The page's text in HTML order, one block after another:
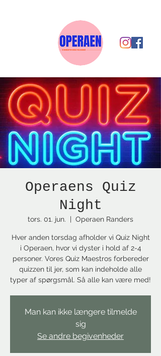
Operaens Quiz
Night
tors. 01. jun.
  |
Operaen Randers
Hver anden torsdag afholder vi Quiz Night
i Operaen, hvor vi dyster i hold af 2-4
personer. Vores Quiz Maestros forbereder
quizzen til jer, som kan indeholde alle
typer af spørgsmål. Så alle kan være med!
Man kan ikke længere tilmelde
sig
Se andre begivenheder